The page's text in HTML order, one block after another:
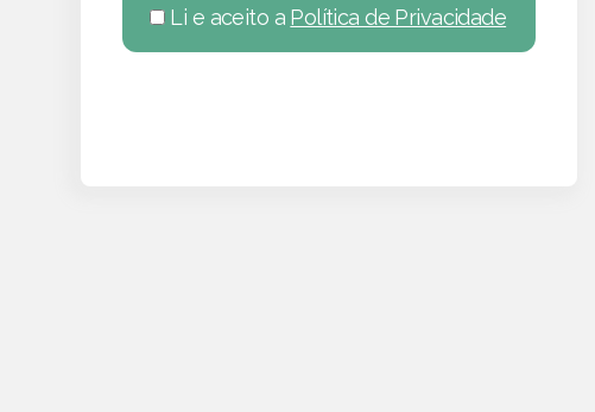
Li e aceito a Política de Privacidade